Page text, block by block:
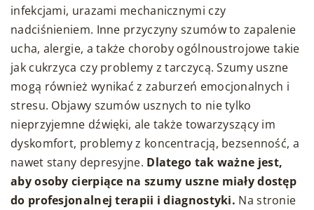
infekcjami, urazami mechanicznymi czy
nadciśnieniem. Inne przyczyny szumów to zapalenie
ucha, alergie, a także choroby ogólnoustrojowe takie
jak cukrzyca czy problemy z tarczycą. Szumy uszne
mogą również wynikać z zaburzeń emocjonalnych i
stresu. Objawy szumów usznych to nie tylko
nieprzyjemne dźwięki, ale także towarzyszący im
dyskomfort, problemy z koncentracją, bezsenność, a
nawet stany depresyjne. Dlatego tak ważne jest,
aby osoby cierpiące na szumy uszne miały dostęp
do profesjonalnej terapii i diagnostyki. Na stronie